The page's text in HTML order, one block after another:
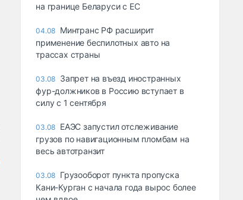
на границе Беларуси с ЕС
04.08 Минтранс РФ расширит
применение беспилотных авто на
трассах страны
03.08 Запрет на въезд иностранных
фур-должников в Россию вступает в
силу с 1 сентября
03.08 ЕАЭС запустил отслеживание
грузов по навигационным пломбам на
весь автотранзит
03.08 Грузооборот пункта пропуска
Кани-Курган с начала года вырос более